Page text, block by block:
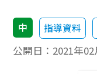
中 指導資料
公開日： 2021年02